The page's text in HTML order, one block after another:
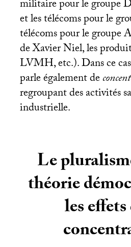
militaire pour le groupe
et les télécoms pour le
télécoms pour le groupe
de Xavier Niel, les
LVMH, etc.). Dans ce
parle également de
regroupant des activités
industrielle.
Le
théorie
les